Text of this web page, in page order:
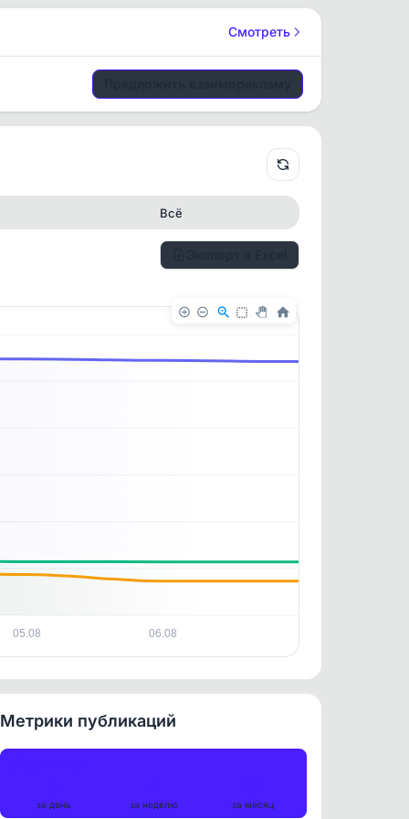
Смотреть
Всё
05.08 06.08
Метрики публикаций
за день за неделю за месяц